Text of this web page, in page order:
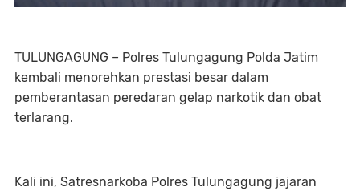
TULUNGAGUNG – Polres Tulungagung Polda Jatim
kembali menorehkan prestasi besar dalam
pemberantasan peredaran gelap narkotik dan obat
terlarang.
Kali ini, Satresnarkoba Polres Tulungagung jajaran